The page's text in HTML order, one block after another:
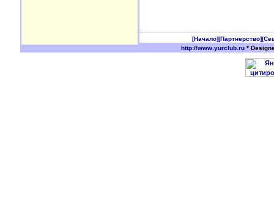
[Начало][Партнерство]
http://www.yurclub.ru *